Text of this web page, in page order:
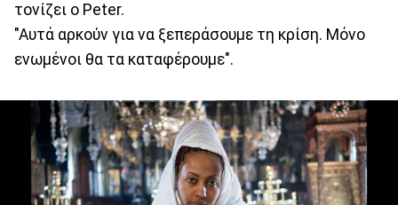
τονίζει ο Peter.
"Αυτά αρκούν για να ξεπεράσουμε τη κρίση. Μόνο
ενωμένοι θα τα καταφέρουμε".